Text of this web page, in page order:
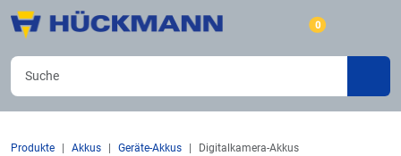
0
Produkte Akkus Geräte-Akkus Digitalkamera-Akkus